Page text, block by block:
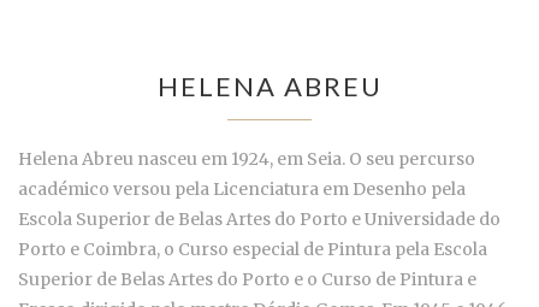
HELENA ABREU
Helena Abreu nasceu em 1924, em Seia. O seu percurso
académico versou pela Licenciatura em Desenho pela
Escola Superior de Belas Artes do Porto e Universidade do
Porto e Coimbra, o Curso especial de Pintura pela Escola
Superior de Belas Artes do Porto e o Curso de Pintura e